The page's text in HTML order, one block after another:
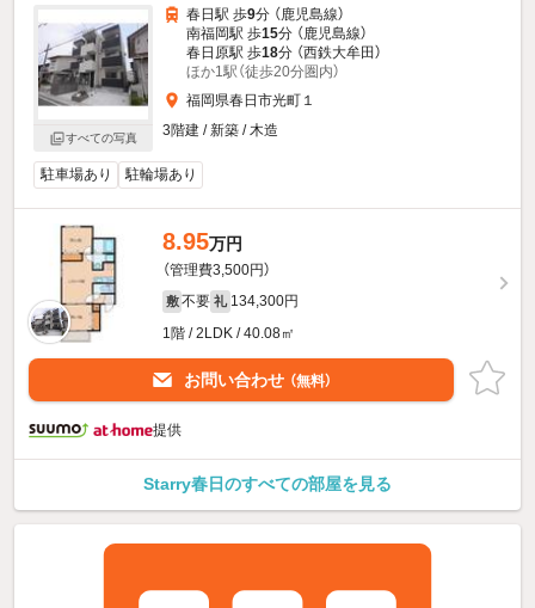
すべての写真
春日駅 歩9分 （鹿児島線）
南福岡駅 歩15分 （鹿児島線）
春日原駅 歩18分 （西鉄大牟田）
ほか1駅（徒歩20分圏内）
福岡県春日市光町１
3階建 / 新築 / 木造
駐車場あり 駐輪場あり
8.95万円
（管理費3,500円）
敷 不要 礼 134,300円
1階 / 2LDK / 40.08㎡
お問い合わせ （無料）
提供
Starry春日のすべての部屋を見る